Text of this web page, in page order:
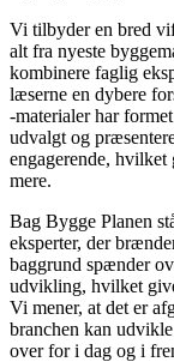
Vi tilbyder en bred
alt fra nyeste
kombinere faglig
læserne en dybere
-materialer har
udvalgt og
engagerende,
mere.
Bag Bygge Planen
eksperter, der
baggrund spænder
udvikling, hvilket
Vi mener, at det er
branchen kan
over for i dag og i